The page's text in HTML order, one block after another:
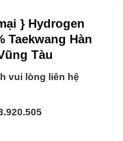
} Hydrogen
Taekwang Hàn
Tàu
vui lòng liên hệ